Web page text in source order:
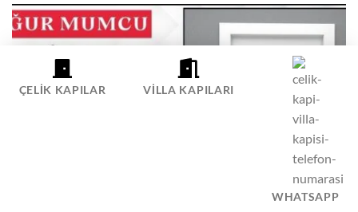
ÇELIK KAPILAR VILLA KAPILARI
WHATSAPP